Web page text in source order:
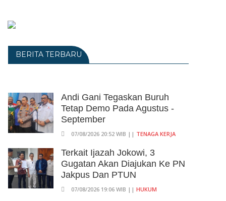
BERITA TERBARU
Andi Gani Tegaskan Buruh
Tetap Demo Pada Agustus -
September
07/08/2026 20:52 WIB || TENAGA KERJA
Terkait Ijazah Jokowi, 3
Gugatan Akan Diajukan Ke PN
Jakpus Dan PTUN
07/08/2026 19:06 WIB || HUKUM